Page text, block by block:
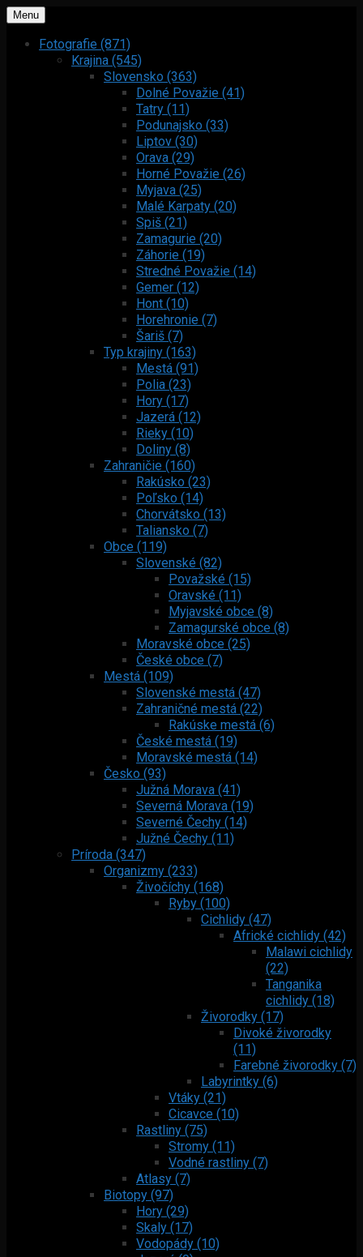
Menu
Fotografie (871)
Krajina (545)
Slovensko (363)
Dolné Považie (41)
Tatry (11)
Podunajsko (33)
Liptov (30)
Orava (29)
Horné Považie (26)
Myjava (25)
Malé Karpaty (20)
Spiš (21)
Zamagurie (20)
Záhorie (19)
Stredné Považie (14)
Gemer (12)
Hont (10)
Horehronie (7)
Šariš (7)
Typ krajiny (163)
Mestá (91)
Polia (23)
Hory (17)
Jazerá (12)
Rieky (10)
Doliny (8)
Zahraničie (160)
Rakúsko (23)
Poľsko (14)
Chorvátsko (13)
Taliansko (7)
Obce (119)
Slovenské (82)
Považské (15)
Oravské (11)
Myjavské obce (8)
Zamagurské obce (8)
Moravské obce (25)
České obce (7)
Mestá (109)
Slovenské mestá (47)
Zahraničné mestá (22)
Rakúske mestá (6)
České mestá (19)
Moravské mestá (14)
Česko (93)
Južná Morava (41)
Severná Morava (19)
Severné Čechy (14)
Južné Čechy (11)
Príroda (347)
Organizmy (233)
Živočíchy (168)
Ryby (100)
Cichlidy (47)
Africké cichlidy (42)
Malawi cichlidy
(22)
Tanganika
cichlidy (18)
Živorodky (17)
Divoké živorodky
(11)
Farebné živorodky (7)
Labyrintky (6)
Vtáky (21)
Cicavce (10)
Rastliny (75)
Stromy (11)
Vodné rastliny (7)
Atlasy (7)
Biotopy (97)
Hory (29)
Skaly (17)
Vodopády (10)